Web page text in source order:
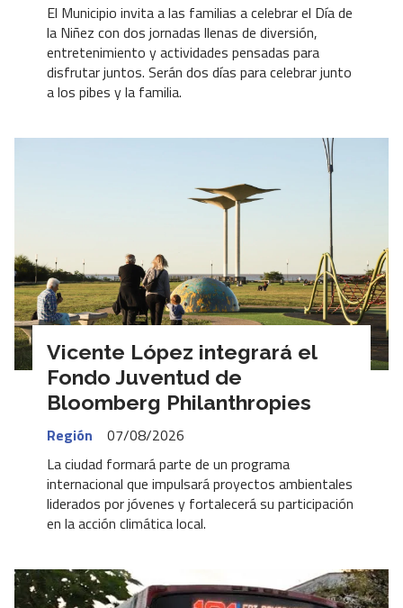
El Municipio invita a las familias a celebrar el Día de
la Niñez con dos jornadas llenas de diversión,
entretenimiento y actividades pensadas para
disfrutar juntos. Serán dos días para celebrar junto
a los pibes y la familia.
Vicente López integrará el
Fondo Juventud de
Bloomberg Philanthropies
Región
07/08/2026
La ciudad formará parte de un programa
internacional que impulsará proyectos ambientales
liderados por jóvenes y fortalecerá su participación
en la acción climática local.